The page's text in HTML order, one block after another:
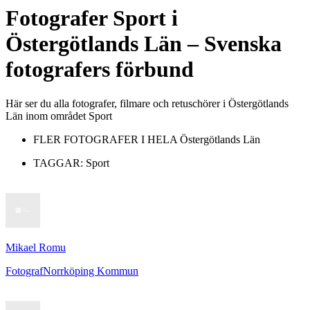
Fotografer Sport i
Östergötlands Län– Svenska
fotografers förbund
Här ser du alla fotografer, filmare och retuschörer i Östergötlands
Län inom området Sport
FLER FOTOGRAFER I HELA Östergötlands Län
TAGGAR: Sport
Mikael Romu
FotografNorrköping Kommun